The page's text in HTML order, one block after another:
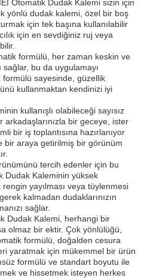
Otomatik Dudak Kalemi sizin için
yönlü dudak kalemi, özel bir boş
için tek başına kullanılabilir
için en sevdiğiniz ruj veya
formülü, her zaman keskin ve
sağlar, bu da uygulamayı
formülü sayesinde, güzellik
kullanmaktan kendinizi iyi
kullanışlı olabileceği sayısız
arkadaşlarınızla bir geceye, ister
bir iş toplantısına hazırlanıyor
bir araya getirilmiş bir görünüm
tercih edenler için bu
Dudak Kaleminin yüksek
yayılması veya tüylenmesi
kalmadan dudaklarınızın
sağlar.
Dudak Kalemi, herhangi bir
olmaz bir ektir. Çok yönlülüğü,
formülü, doğalden cesura
yaratmak için mükemmel bir ürün
formülü ve standart boyutu ile
ve hissetmek isteyen herkes